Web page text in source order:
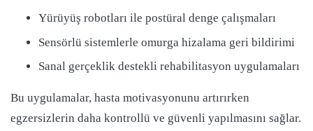
Yürüyüş robotları ile postüral denge çalışmaları
Sensörlü sistemlerle omurga hizalama geri bildirimi
Sanal gerçeklik destekli rehabilitasyon uygulamaları
Bu uygulamalar, hasta motivasyonunu artırırken
egzersizlerin daha kontrollü ve güvenli yapılmasını sağlar.